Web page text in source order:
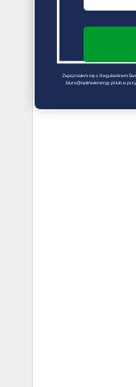
Zapoznałem się z Regulaminem
biuro@optimalenergy.pl lub w